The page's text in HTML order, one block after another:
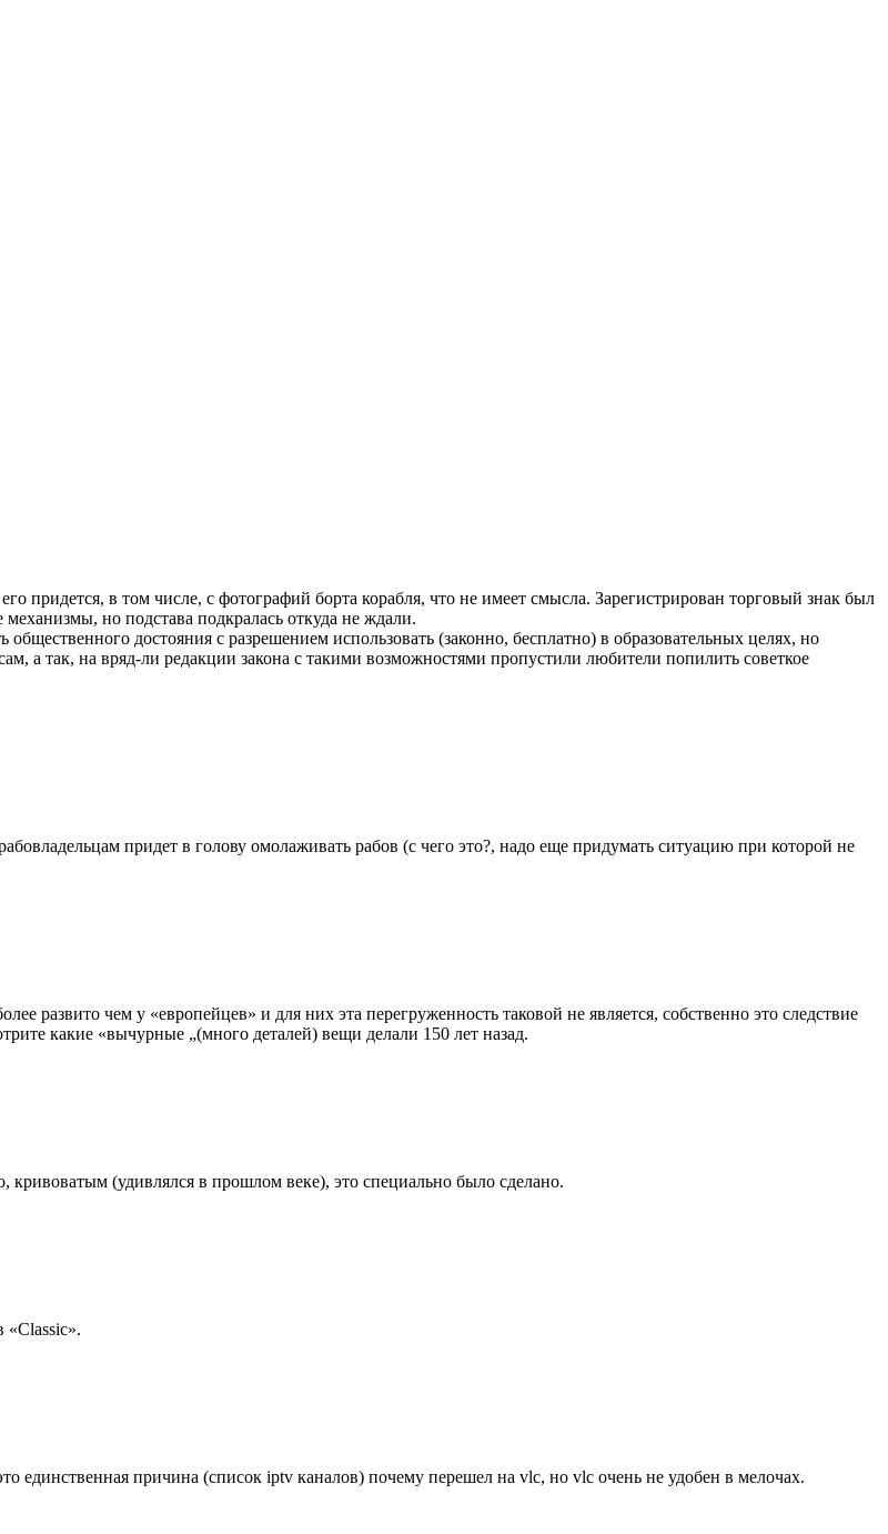
придется, в том числе, с фотографий борта корабля, что не имеет смысла. Зарегистрирован торговый знак был
но подстава подкралась откуда не ждали.
достояния с разрешением использовать (законно, бесплатно) в образовательных целях, но
а так, на вряд-ли редакции закона с такими возможностями пропустили любители попилить советкое
придет в голову омолаживать рабов (с чего это?, надо еще придумать ситуацию при которой не
развито чем у «европейцев» и для них эта перегруженность таковой не является, собственно это следствие
какие «вычурные „(много деталей) вещи делали 150 лет назад.
(удивлялся в прошлом веке), это специально было сделано.
«Classic».
единственная причина (список iptv каналов) почему перешел на vlc, но vlc очень не удобен в мелочах.